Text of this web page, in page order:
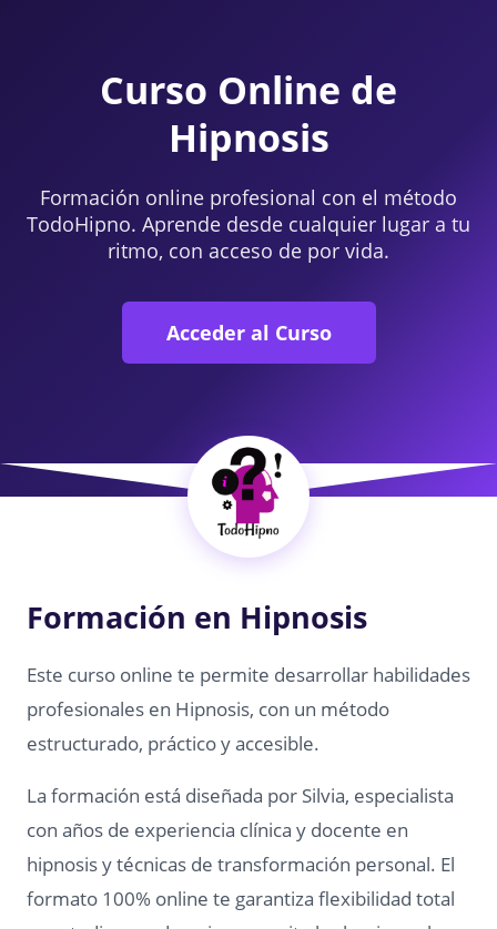
Curso Online de
Hipnosis
Formación online profesional con el método
TodoHipno. Aprende desde cualquier lugar a tu
ritmo, con acceso de por vida.
Acceder al Curso
Formación en Hipnosis
Este curso online te permite desarrollar habilidades
profesionales en Hipnosis, con un método
estructurado, práctico y accesible.
La formación está diseñada por Silvia, especialista
con años de experiencia clínica y docente en
hipnosis y técnicas de transformación personal. El
formato 100% online te garantiza flexibilidad total